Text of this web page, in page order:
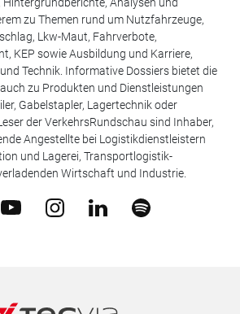
zu Themen rund um Nutzfahrzeuge,
Lkw-Maut, Fahrverbote,
KEP sowie Ausbildung und Karriere,
Technik. Informative Dossiers bietet die
zu Produkten und Dienstleistungen
Gabelstapler, Lagertechnik oder
der VerkehrsRundschau sind Inhaber,
Angestellte bei Logistikdienstleistern
und Lagerei, Transportlogistik-
Wirtschaft und Industrie.